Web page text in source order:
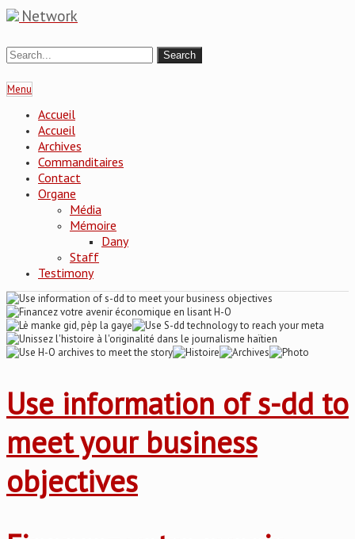
Network
Menu
Accueil
Accueil
Archives
Commanditaires
Contact
Organe
Média
Mémoire
Dany
Staff
Testimony
Use information of s-dd to
meet your business
objectives